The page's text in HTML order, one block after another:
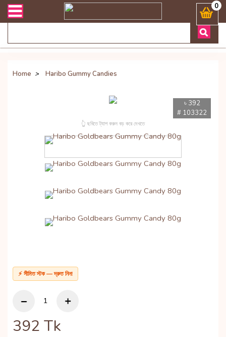
সংক্রান্ত যেকোনো জিজ্ঞাসায় কল করুনঃ ( Whatsapp ) 0
Home > Haribo Gummy Candies
৳ 392
# 103322
👆 ছবিতে ট্যাপ করুন বড় করে দেখতে
⚡ সীমিত স্টক — দ্রুত নিন!
392 Tk